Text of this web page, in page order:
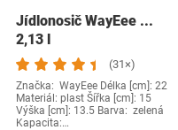
Jídlonosič WayEee ...
2,13 l
(31×)
Značka: WayEee Délka [cm]: 22
Materiál: plast Šířka [cm]: 15
Výška [cm]: 13.5 Barva: zelená
Kapacita:…